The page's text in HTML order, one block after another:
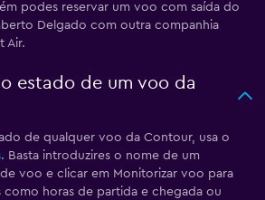
podes reservar um voo com saída do
Delgado com outra companhia
Air.
estado de um voo da
de qualquer voo da Contour, usa o
. Basta introduzires o nome de um
voo e clicar em Monitorizar voo para
como horas de partida e chegada ou